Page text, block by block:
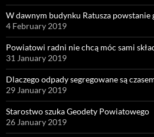
W dawnym budynku Ratusza powstanie
4 February 2019
Powiatowi radni nie chcą móc sami
31 January 2019
Dlaczego odpady segregowane są
29 January 2019
Starostwo szuka Geodety Powiatowego
26 January 2019